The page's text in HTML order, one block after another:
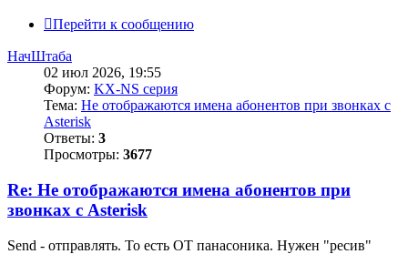
Перейти к сообщению
НачШтаба
02 июл 2026, 19:55
Форум: KX-NS серия
Тема: Не отображаются имена абонентов при звонках с
Asterisk
Ответы: 3
Просмотры: 3677
Re: Не отображаются имена абонентов при
звонках с Asterisk
Send - отправлять. То есть ОТ панасоника. Нужен "ресив"